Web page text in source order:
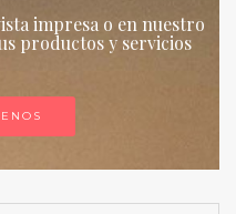
impresa o en nuestro
productos y servicios